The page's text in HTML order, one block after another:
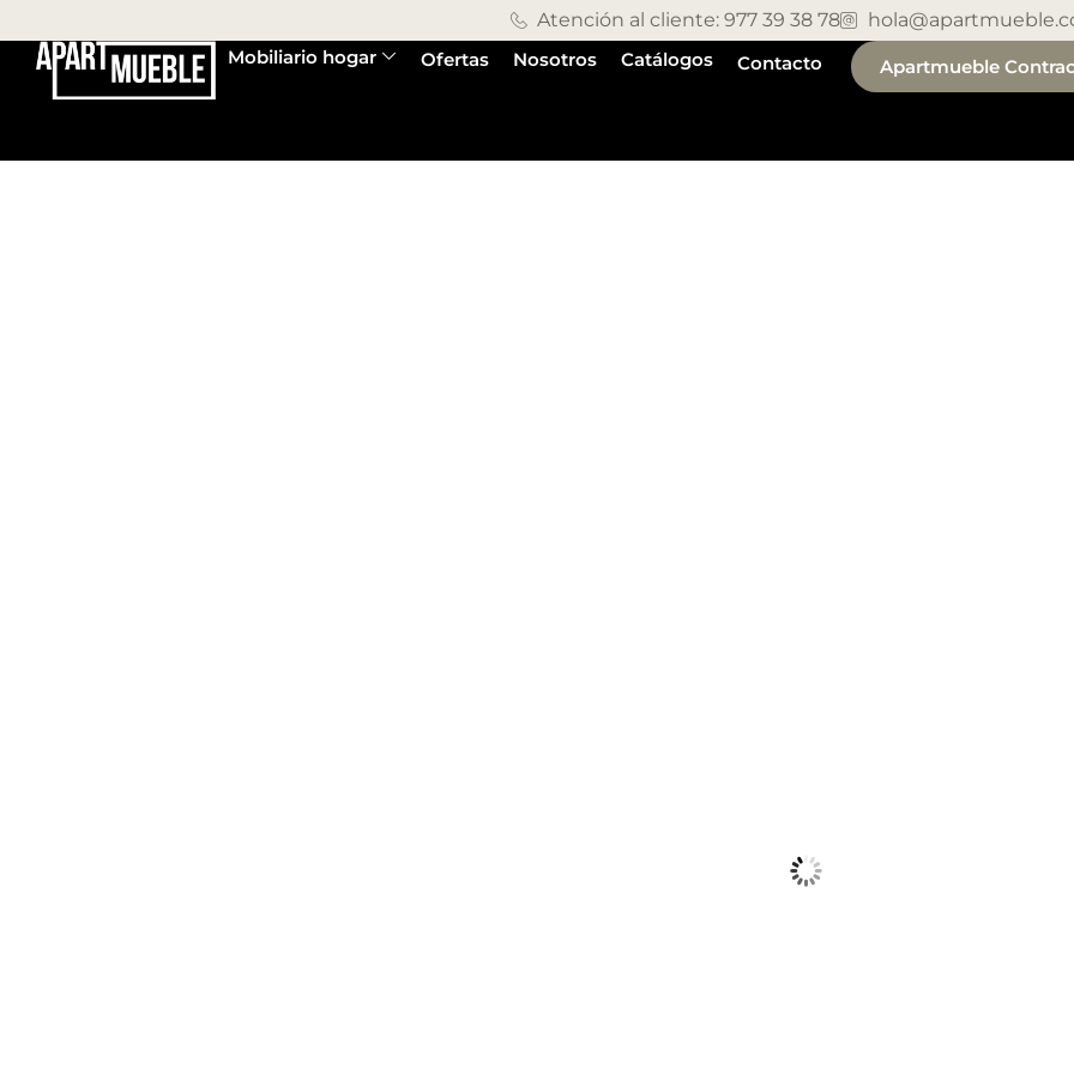
Atención al cliente: 977 39 38 78
Mobiliario hogar
Ofertas Nosotros Catálogos Contacto Apartmueble